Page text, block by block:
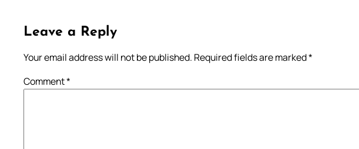
Leave a Reply
Your email address will not be published. Required fields are marked*
Comment*